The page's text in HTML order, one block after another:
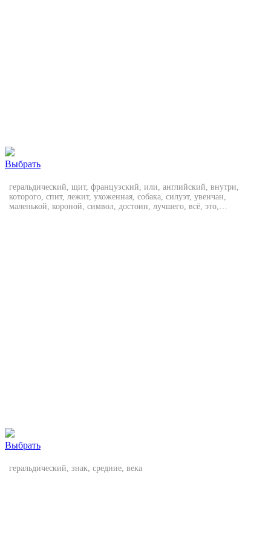
Выбрать
геральдический, щит, французский, или, английский, внутри,
которого, спит, лежит, ухоженная, собака, силуэт, увенчан,
маленькой, короной, символ, достоин, лучшего, всё, это,
Выбрать
геральдический, знак, средние, века